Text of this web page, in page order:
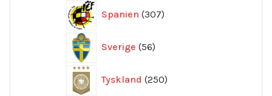
Spanien 307
produkter
Sverige 56
produkter
Tyskland 250
produkter